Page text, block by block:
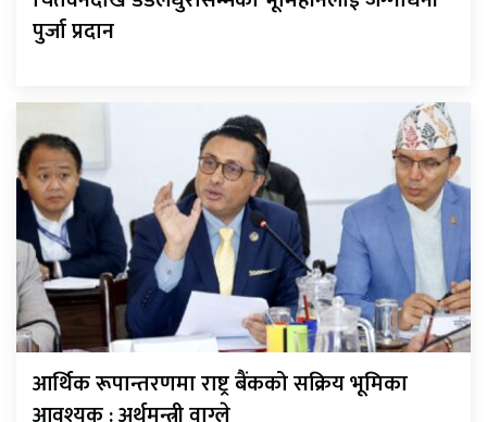
पुर्जा प्रदान
आर्थिक रूपान्तरणमा राष्ट्र बैंकको सक्रिय भूमिका